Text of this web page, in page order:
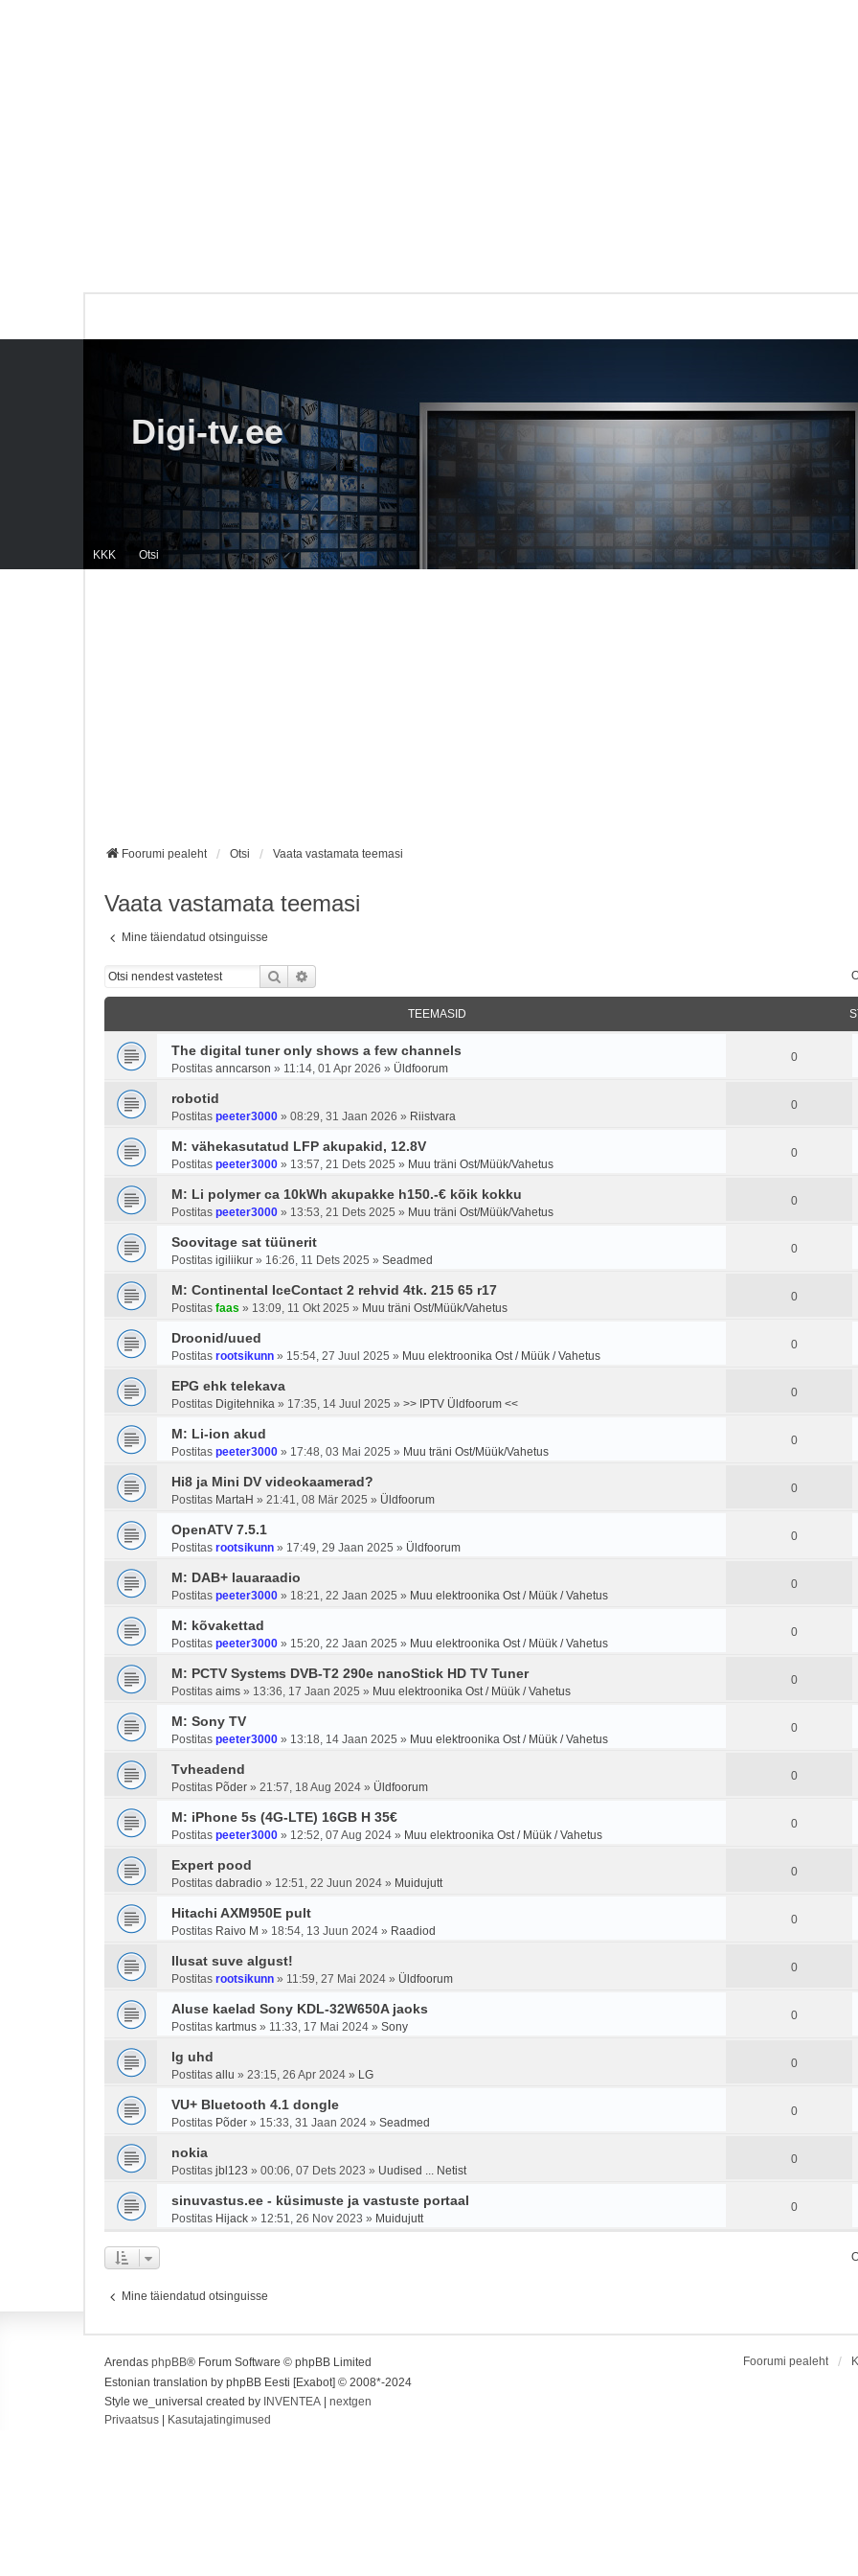
KKK Otsi
Digi-tv.ee
Foorumi pealeht Otsi Vaata vastamata teemasi
Vaata vastamata teemasi
Mine täiendatud otsinguisse
Otsi
TEEMASID
The digital tuner only shows a few channels
Postitas anncarson » 11:14, 01 Apr 2026 » Üldfoorum
0
robotid
Postitas peeter3000 » 08:29, 31 Jaan 2026 » Riistvara
0
M: vähekasutatud LFP akupakid, 12.8V
Postitas peeter3000 » 13:57, 21 Dets 2025 » Muu träni Ost/Müük/Vahetus
0
M: Li polymer ca 10kWh akupakke h150.-€ kõik kokku
Postitas peeter3000 » 13:53, 21 Dets 2025 » Muu träni Ost/Müük/Vahetus
0
Soovitage sat tüünerit
Postitas igiliikur » 16:26, 11 Dets 2025 » Seadmed
0
M: Continental IceContact 2 rehvid 4tk. 215 65 r17
Postitas faas » 13:09, 11 Okt 2025 » Muu träni Ost/Müük/Vahetus
0
Droonid/uued
Postitas rootsikunn » 15:54, 27 Juul 2025 » Muu elektroonika Ost / Müük / Vahetus
0
EPG ehk telekava
Postitas Digitehnika » 17:35, 14 Juul 2025 » >> IPTV Üldfoorum <<
0
M: Li-ion akud
Postitas peeter3000 » 17:48, 03 Mai 2025 » Muu träni Ost/Müük/Vahetus
0
Hi8 ja Mini DV videokaamerad?
Postitas MartaH » 21:41, 08 Mär 2025 » Üldfoorum
0
OpenATV 7.5.1
Postitas rootsikunn » 17:49, 29 Jaan 2025 » Üldfoorum
0
M: DAB+ lauaraadio
Postitas peeter3000 » 18:21, 22 Jaan 2025 » Muu elektroonika Ost / Müük / Vahetus
0
M: kõvakettad
Postitas peeter3000 » 15:20, 22 Jaan 2025 » Muu elektroonika Ost / Müük / Vahetus
0
M: PCTV Systems DVB-T2 290e nanoStick HD TV Tuner
Postitas aims » 13:36, 17 Jaan 2025 » Muu elektroonika Ost / Müük / Vahetus
0
M: Sony TV
Postitas peeter3000 » 13:18, 14 Jaan 2025 » Muu elektroonika Ost / Müük / Vahetus
0
Tvheadend
Postitas Põder » 21:57, 18 Aug 2024 » Üldfoorum
0
M: iPhone 5s (4G-LTE) 16GB H 35€
Postitas peeter3000 » 12:52, 07 Aug 2024 » Muu elektroonika Ost / Müük / Vahetus
0
Expert pood
Postitas dabradio » 12:51, 22 Juun 2024 » Muidujutt
0
Hitachi AXM950E pult
Postitas Raivo M » 18:54, 13 Juun 2024 » Raadiod
0
Ilusat suve algust!
Postitas rootsikunn » 11:59, 27 Mai 2024 » Üldfoorum
0
Aluse kaelad Sony KDL-32W650A jaoks
Postitas kartmus » 11:33, 17 Mai 2024 » Sony
0
lg uhd
Postitas allu » 23:15, 26 Apr 2024 » LG
0
VU+ Bluetooth 4.1 dongle
Postitas Põder » 15:33, 31 Jaan 2024 » Seadmed
0
nokia
Postitas jbl123 » 00:06, 07 Dets 2023 » Uudised ... Netist
0
sinuvastus.ee - küsimuste ja vastuste portaal
Postitas Hijack » 12:51, 26 Nov 2023 » Muidujutt
0
Mine täiendatud otsinguisse
Foorumi pealeht
Arendas phpBB® Forum Software © phpBB Limited
Estonian translation by phpBB Eesti [Exabot] © 2008*-2024
Style we_universal created by INVENTEA
nextgen
Privaatsus
Kasutajatingimused